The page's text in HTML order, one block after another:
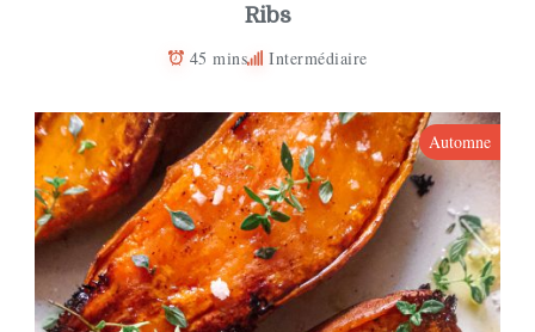
Ribs
45 mins Intermédiaire
Automne